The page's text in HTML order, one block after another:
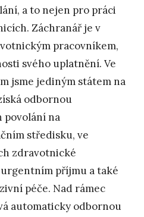
a to nejen pro práci
Záchranář je v
pracovníkem,
svého uplatnění. Ve
jsme jediným státem na
odbornou
povolání na
středisku, ve
zdravotnické
příjmu a také
péče. Nad rámec
automaticky odbornou